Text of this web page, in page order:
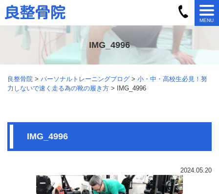
MENU
IMG_4996
良整骨院 > パーソナルトレーニングブログ > 小・中・高校生必見！努
力しないで速く走る為の靴の履き方 > IMG_4996
IMG_4996
2024.05.20